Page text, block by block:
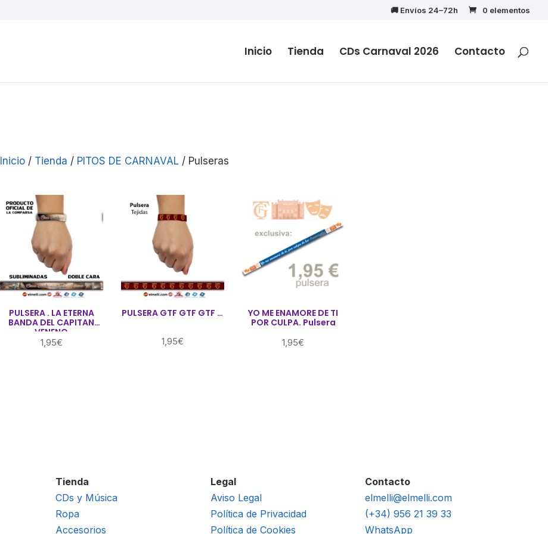
🚚 Envíos 24–72h 0 elementos
Inicio Tienda CDs Carnaval 2026 Contacto
Inicio/ Tienda / PITOS DE CARNAVAL/ Pulseras
PULSERA . LA ETERNA
BANDA DEL CAPITAN
VENENO
1,95€
PULSERA GTF GTF GTF …
1,95€
YO ME ENAMORE DE TI
POR CULPA. Pulsera
1,95€
Tienda
CDs y Música
Ropa
Accesorios
Legal
Aviso Legal
Política de Privacidad
Política de Cookies
Contacto
elmelli@elmelli.com
(+34) 956 21 39 33
WhatsApp